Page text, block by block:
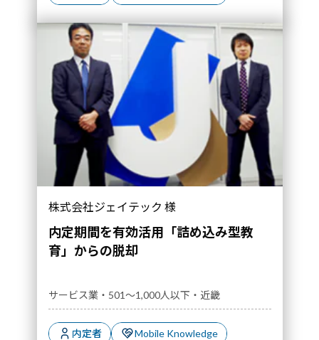
株式会社ジェイテック 様
内定期間を有効活用「詰め込み型教
育」からの脱却
サービス業・501～1,000人以下・近畿
内定者 Mobile Knowledge